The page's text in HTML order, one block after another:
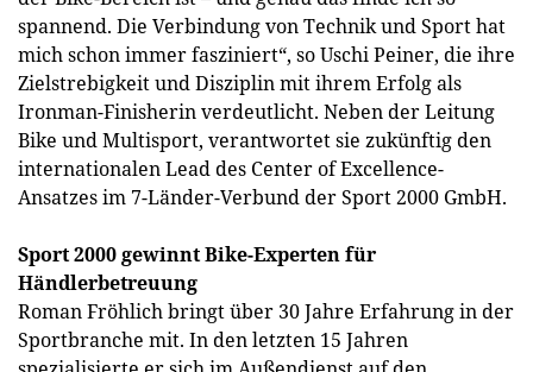
spannend. Die Verbindung von Technik und Sport hat
mich schon immer fasziniert“, so Uschi Peiner, die ihre
Zielstrebigkeit und Disziplin mit ihrem Erfolg als
Ironman-Finisherin verdeutlicht. Neben der Leitung
Bike und Multisport, verantwortet sie zukünftig den
internationalen Lead des Center of Excellence-
Ansatzes im 7-Länder-Verbund der Sport 2000 GmbH.
Sport 2000 gewinnt Bike-Experten für
Händlerbetreuung
Roman Fröhlich bringt über 30 Jahre Erfahrung in der
Sportbranche mit. In den letzten 15 Jahren